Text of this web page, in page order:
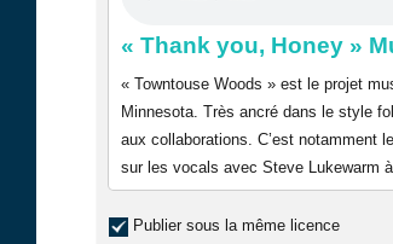
« Thank you, Honey »
« Towntouse Woods » est le projet
Minnesota. Très ancré dans le style
aux collaborations. C’est notamment
sur les vocals avec Steve Lukewarm
Publier sous la même licence